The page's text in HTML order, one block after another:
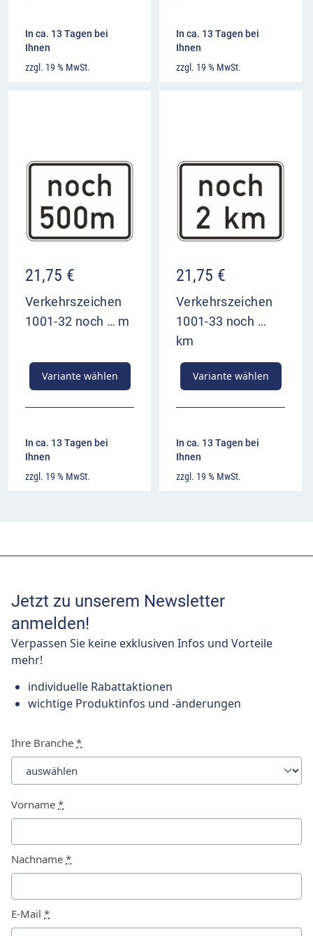
In ca. 13 Tagen bei
Ihnen
zzgl. 19 % MwSt.
In ca. 13 Tagen bei
Ihnen
zzgl. 19 % MwSt.
21,75 €
Verkehrszeichen
1001-32 noch … m
Variante wählen
In ca. 13 Tagen bei
Ihnen
zzgl. 19 % MwSt.
21,75 €
Verkehrszeichen
1001-33 noch …
km
Variante wählen
In ca. 13 Tagen bei
Ihnen
zzgl. 19 % MwSt.
Jetzt zu unserem Newsletter
anmelden!
Verpassen Sie keine exklusiven Infos und Vorteile
mehr!
individuelle Rabattaktionen
wichtige Produktinfos und -änderungen
Ihre Branche *
Vorname *
Nachname *
E-Mail *